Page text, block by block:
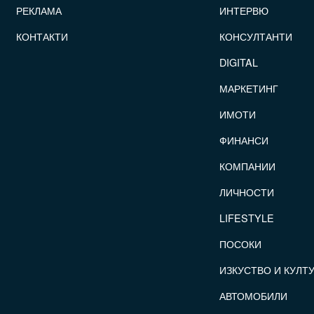
РЕКЛАМА
КОНТАКТИ
ИНТЕРВЮ
КОНСУЛТАНТИ
DIGITAL
МАРКЕТИНГ
ИМОТИ
ФИНАНСИ
КОМПАНИИ
ЛИЧНОСТИ
LIFESTYLE
ПОСОКИ
ИЗКУСТВО И
АВТОМОБИЛИ